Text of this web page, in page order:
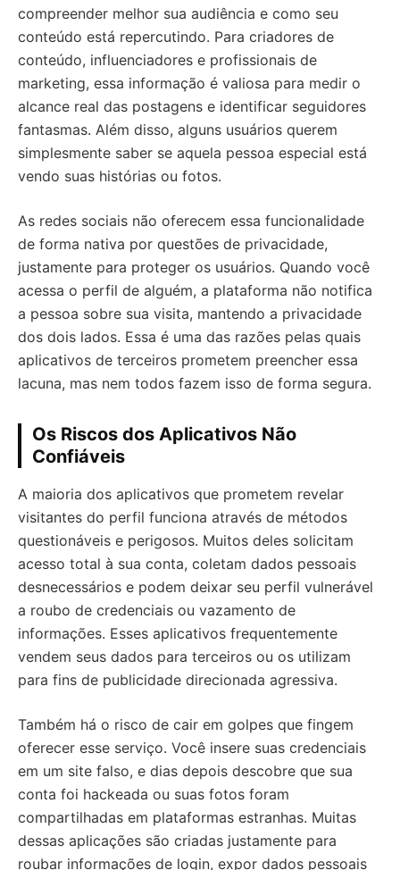
compreender melhor sua audiência e como seu
conteúdo está repercutindo. Para criadores de
conteúdo, influenciadores e profissionais de
marketing, essa informação é valiosa para medir o
alcance real das postagens e identificar seguidores
fantasmas. Além disso, alguns usuários querem
simplesmente saber se aquela pessoa especial está
vendo suas histórias ou fotos.
As redes sociais não oferecem essa funcionalidade
de forma nativa por questões de privacidade,
justamente para proteger os usuários. Quando você
acessa o perfil de alguém, a plataforma não notifica
a pessoa sobre sua visita, mantendo a privacidade
dos dois lados. Essa é uma das razões pelas quais
aplicativos de terceiros prometem preencher essa
lacuna, mas nem todos fazem isso de forma segura.
Os Riscos dos Aplicativos Não
Confiáveis
A maioria dos aplicativos que prometem revelar
visitantes do perfil funciona através de métodos
questionáveis e perigosos. Muitos deles solicitam
acesso total à sua conta, coletam dados pessoais
desnecessários e podem deixar seu perfil vulnerável
a roubo de credenciais ou vazamento de
informações. Esses aplicativos frequentemente
vendem seus dados para terceiros ou os utilizam
para fins de publicidade direcionada agressiva.
Também há o risco de cair em golpes que fingem
oferecer esse serviço. Você insere suas credenciais
em um site falso, e dias depois descobre que sua
conta foi hackeada ou suas fotos foram
compartilhadas em plataformas estranhas. Muitas
dessas aplicações são criadas justamente para
roubar informações de login, expor dados pessoais